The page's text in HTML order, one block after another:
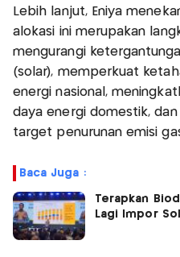
Lebih lanjut, Eniya
alokasi ini merupakan
mengurangi
(solar), memperkuat
energi nasional,
daya energi domestik,
target penurunan emisi
Baca Juga :
Terapkan
Lagi Impor